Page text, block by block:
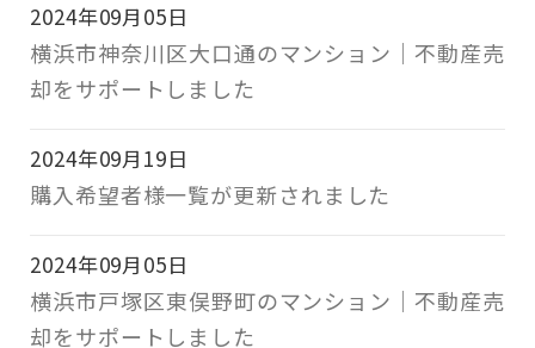
2024年09月05日
横浜市神奈川区大口通のマンション｜不動産売
却をサポートしました
2024年09月19日
購入希望者様一覧が更新されました
2024年09月05日
横浜市戸塚区東俣野町のマンション｜不動産売
却をサポートしました